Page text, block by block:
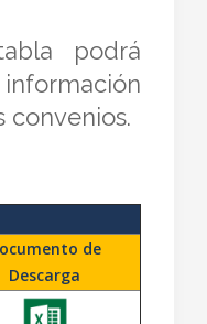
podrá
convenios.
de
Descarga